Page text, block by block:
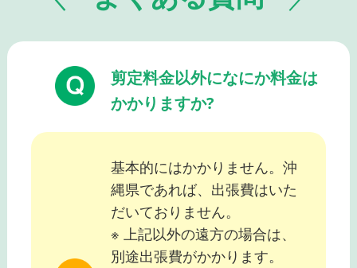
剪定料金以外になにか料金は
かかりますか?
基本的にはかかりません。沖
縄県であれば、出張費はいた
だいておりません。
※ 上記以外の遠方の場合は、
別途出張費がかかります。